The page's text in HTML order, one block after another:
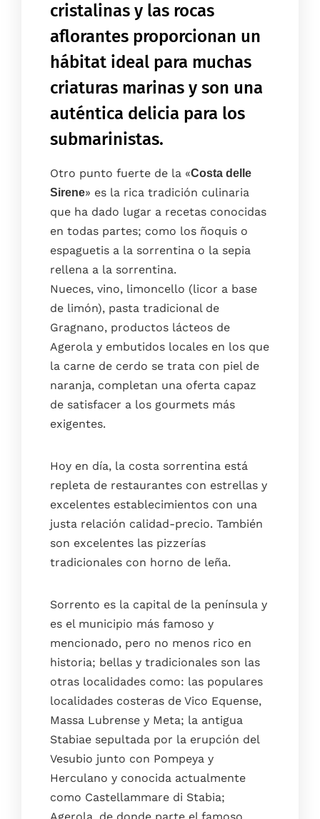
cristalinas y las rocas
aflorantes proporcionan un
hábitat ideal para muchas
criaturas marinas y son una
auténtica delicia para los
submarinistas.
Otro punto fuerte de la «Costa delle
Sirene» es la rica tradición culinaria
que ha dado lugar a recetas conocidas
en todas partes; como los ñoquis o
espaguetis a la sorrentina o la sepia
rellena a la sorrentina.
Nueces, vino, limoncello (licor a base
de limón), pasta tradicional de
Gragnano, productos lácteos de
Agerola y embutidos locales en los que
la carne de cerdo se trata con piel de
naranja, completan una oferta capaz
de satisfacer a los gourmets más
exigentes.
Hoy en día, la costa sorrentina está
repleta de restaurantes con estrellas y
excelentes establecimientos con una
justa relación calidad-precio. También
son excelentes las pizzerías
tradicionales con horno de leña.
Sorrento es la capital de la península y
es el municipio más famoso y
mencionado, pero no menos rico en
historia; bellas y tradicionales son las
otras localidades como: las populares
localidades costeras de Vico Equense,
Massa Lubrense y Meta; la antigua
Stabiae sepultada por la erupción del
Vesubio junto con Pompeya y
Herculano y conocida actualmente
como Castellammare di Stabia;
Inicio
La casa
La cocina
Las habitaciones
La terraza
Baños
Fotos
Blog
Dónde estamos
Faq
Contacto
Reserve